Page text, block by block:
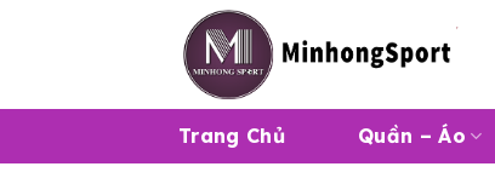
Trang Chủ Quần – Áo